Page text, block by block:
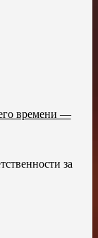
времени —
за